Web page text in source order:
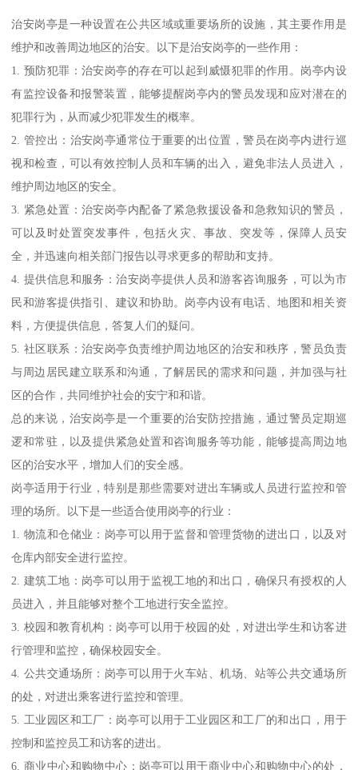
治安岗亭是一种设置在公共区域或重要场所的设施，其主要作用是
维护和改善周边地区的治安。以下是治安岗亭的一些作用：
1. 预防犯罪：治安岗亭的存在可以起到威慑犯罪的作用。岗亭内设
有监控设备和报警装置，能够提醒岗亭内的警员发现和应对潜在的
犯罪行为，从而减少犯罪发生的概率。
2. 管控出：治安岗亭通常位于重要的出位置，警员在岗亭内进行巡
视和检查，可以有效控制人员和车辆的出入，避免非法人员进入，
维护周边地区的安全。
3. 紧急处置：治安岗亭内配备了紧急救援设备和急救知识的警员，
可以及时处置突发事件，包括火灾、事故、突发等，保障人员安
全，并迅速向相关部门报告以寻求更多的帮助和支持。
4. 提供信息和服务：治安岗亭提供人员和游客咨询服务，可以为市
民和游客提供指引、建议和协助。岗亭内设有电话、地图和相关资
料，方便提供信息，答复人们的疑问。
5. 社区联系：治安岗亭负责维护周边地区的治安和秩序，警员负责
与周边居民建立联系和沟通，了解居民的需求和问题，并加强与社
区的合作，共同维护社会的安宁和和谐。
总的来说，治安岗亭是一个重要的治安防控措施，通过警员定期巡
逻和常驻，以及提供紧急处置和咨询服务等功能，能够提高周边地
区的治安水平，增加人们的安全感。
岗亭适用于行业，特别是那些需要对进出车辆或人员进行监控和管
理的场所。以下是一些适合使用岗亭的行业：
1. 物流和仓储业：岗亭可以用于监督和管理货物的进出口，以及对
仓库内部安全进行监控。
2. 建筑工地：岗亭可以用于监视工地的和出口，确保只有授权的人
员进入，并且能够对整个工地进行安全监控。
3. 校园和教育机构：岗亭可以用于校园的处，对进出学生和访客进
行管理和监控，确保校园安全。
4. 公共交通场所：岗亭可以用于火车站、机场、站等公共交通场所
的处，对进出乘客进行监控和管理。
5. 工业园区和工厂：岗亭可以用于工业园区和工厂的和出口，用于
控制和监控员工和访客的进出。
6. 商业中心和购物中心：岗亭可以用于商业中心和购物中心的处，